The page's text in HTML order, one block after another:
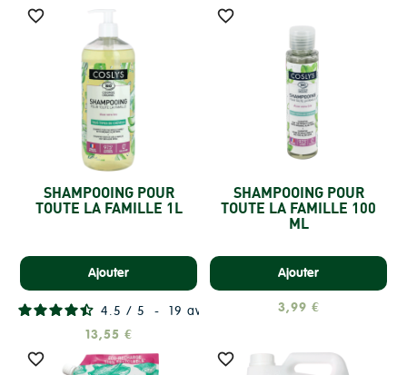

SHAMPOOING POUR
TOUTE LA FAMILLE 1L
Ajouter
4.5 / 5 - 19 avis
13,55 €

SHAMPOOING POUR
TOUTE LA FAMILLE 100
ML
Ajouter
3,99 €
 